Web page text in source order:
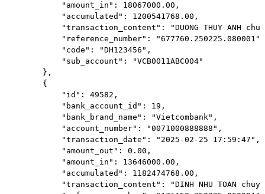
            "amount_in": 18067000.00,
            "accumulated": 1200541768.00,
"transaction_content": "DUONG THUY ANH
            "reference_number": "677760.250225.080001",
            "code": "DH123456",
            "sub_account": "VCB0011ABC004"
        },
        {
            "id": 49582,
            "bank_account_id": 19,
            "bank_brand_name": "Vietcombank",
            "account_number": "0071000888888",
            "transaction_date": "2025-02-25 17:59:47",
            "amount_out": 0.00,
            "amount_in": 13646000.00,
            "accumulated": 1182474768.00,
"transaction_content": "DINH NHU TOAN